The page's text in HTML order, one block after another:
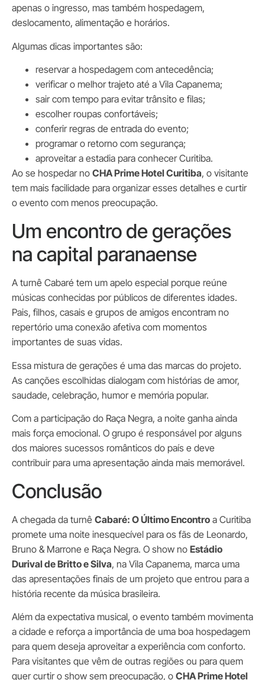
apenas o ingresso, mas também hospedagem,
deslocamento, alimentação e horários.
Algumas dicas importantes são:
reservar a hospedagem com antecedência;
verificar o melhor trajeto até a Vila Capanema;
sair com tempo para evitar trânsito e filas;
escolher roupas confortáveis;
conferir regras de entrada do evento;
programar o retorno com segurança;
aproveitar a estadia para conhecer Curitiba.
Ao se hospedar no CHA Prime Hotel Curitiba, o visitante
tem mais facilidade para organizar esses detalhes e curtir
o evento com menos preocupação.
Um encontro de gerações
na capital paranaense
A turnê Cabaré tem um apelo especial porque reúne
músicas conhecidas por públicos de diferentes idades.
Pais, filhos, casais e grupos de amigos encontram no
repertório uma conexão afetiva com momentos
importantes de suas vidas.
Essa mistura de gerações é uma das marcas do projeto.
As canções escolhidas dialogam com histórias de amor,
saudade, celebração, humor e memória popular.
Com a participação do Raça Negra, a noite ganha ainda
mais força emocional. O grupo é responsável por alguns
dos maiores sucessos românticos do país e deve
contribuir para uma apresentação ainda mais memorável.
Conclusão
A chegada da turnê Cabaré: O Último Encontro a Curitiba
promete uma noite inesquecível para os fãs de Leonardo,
Bruno & Marrone e Raça Negra. O show no Estádio
Durival de Britto e Silva, na Vila Capanema, marca uma
das apresentações finais de um projeto que entrou para a
história recente da música brasileira.
Além da expectativa musical, o evento também movimenta
a cidade e reforça a importância de uma boa hospedagem
para quem deseja aproveitar a experiência com conforto.
Para visitantes que vêm de outras regiões ou para quem
quer curtir o show sem preocupação, o CHA Prime Hotel